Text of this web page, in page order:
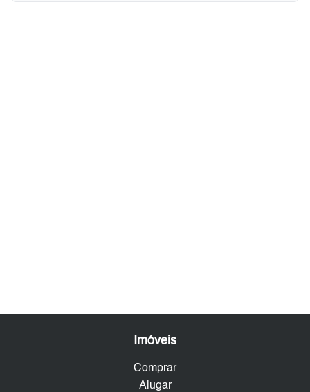
Imóveis
Comprar
Alugar